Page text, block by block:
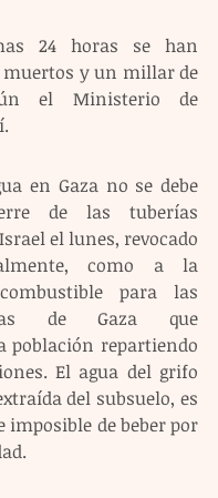
24 horas se han
muertos y un millar de
el Ministerio de
en Gaza no se debe
de las tuberías
el lunes, revocado
como a la
para las
de Gaza que
población repartiendo
El agua del grifo
del subsuelo, es
imposible de beber por